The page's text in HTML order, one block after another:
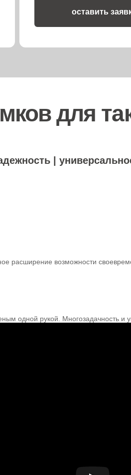
оставить
для
|
расширение возможности
одной рукой. Многозадачность и